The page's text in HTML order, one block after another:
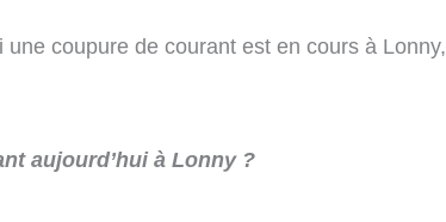
coupure de courant est en cours à Lonny,
aujourd’hui à Lonny ?